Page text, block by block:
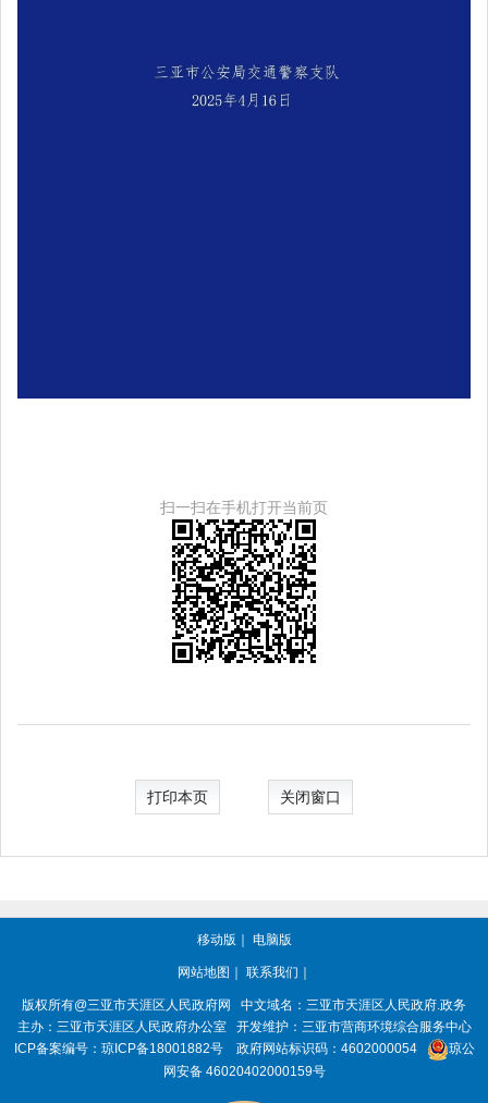
扫一扫在手机打开当前页
打印本页 关闭窗口
移动版 电脑版
网站地图 联系我们
版权所有@三亚市天涯区人民政府网 中文域名： 三亚市天涯区人民政府.政务
主办：三亚市天涯区人民政府办公室
开发维护：三亚市营商环境综合服务中心
ICP备案编号： 琼ICP备18001882号 政府网站标识码： 4602000054
琼公
网安备 46020402000159号